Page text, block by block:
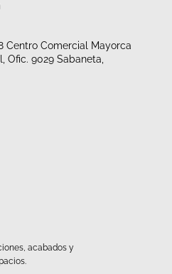
Centro Comercial Mayorca
Ofic. 9029 Sabaneta,
acabados y